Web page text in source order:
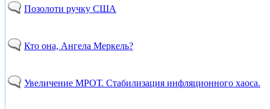
Позолоти ручку США
Кто она, Ангела Меркель?
Увеличение МРОТ. Стабилизация инфляционного хаоса.